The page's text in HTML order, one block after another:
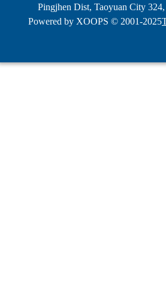
Pingjhen Dist, Taoyuan City
Powered by XOOPS © 2001-2025